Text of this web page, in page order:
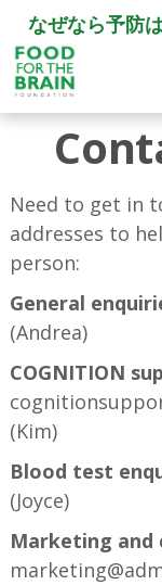
なぜなら予防
Need to get in
addresses to
person:
General
(Andrea)
COGNITION
(Kim)
Blood test
(Joyce)
Marketing and